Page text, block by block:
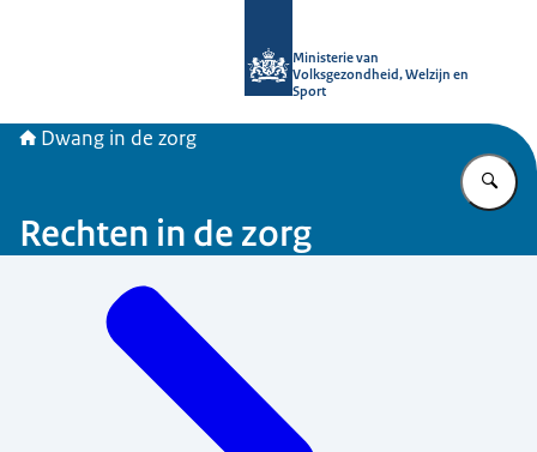
Ministerie van
Volksgezondheid, Welzijn en
Sport
Dwang in de zorg
Rechten in de zorg